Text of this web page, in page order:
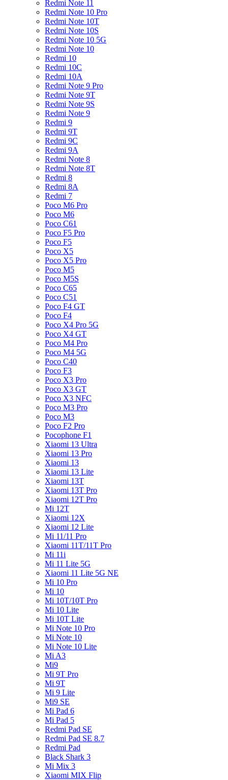
Redmi Note 11
Redmi Note 10 Pro
Redmi Note 10T
Redmi Note 10S
Redmi Note 10 5G
Redmi Note 10
Redmi 10
Redmi 10C
Redmi 10A
Redmi Note 9 Pro
Redmi Note 9T
Redmi Note 9S
Redmi Note 9
Redmi 9
Redmi 9T
Redmi 9C
Redmi 9A
Redmi Note 8
Redmi Note 8T
Redmi 8
Redmi 8A
Redmi 7
Poco M6 Pro
Poco M6
Poco C61
Poco F5 Pro
Poco F5
Poco X5
Poco X5 Pro
Poco M5
Poco M5S
Poco C65
Poco C51
Poco F4 GT
Poco F4
Poco X4 Pro 5G
Poco X4 GT
Poco M4 Pro
Poco M4 5G
Poco C40
Poco F3
Poco X3 Pro
Poco X3 GT
Poco X3 NFC
Poco M3 Pro
Poco M3
Poco F2 Pro
Pocophone F1
Xiaomi 13 Ultra
Xiaomi 13 Pro
Xiaomi 13
Xiaomi 13 Lite
Xiaomi 13T
Xiaomi 13T Pro
Xiaomi 12T Pro
Mi 12T
Xiaomi 12X
Xiaomi 12 Lite
Mi 11/11 Pro
Xiaomi 11T/11T Pro
Mi 11i
Mi 11 Lite 5G
Xiaomi 11 Lite 5G NE
Mi 10 Pro
Mi 10
Mi 10T/10T Pro
Mi 10 Lite
Mi 10T Lite
Mi Note 10 Pro
Mi Note 10
Mi Note 10 Lite
Mi A3
Mi9
Mi 9T Pro
Mi 9T
Mi 9 Lite
Mi9 SE
Mi Pad 6
Mi Pad 5
Redmi Pad SE
Redmi Pad SE 8.7
Redmi Pad
Black Shark 3
Mi Mix 3
Xiaomi MIX Flip